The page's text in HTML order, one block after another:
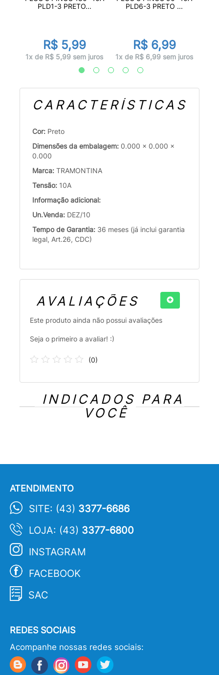
PLD1-3 PRETO...
R$ 5,99
1x de R$ 5,99 sem juros
PLD6-3 PRETO ...
R$ 6,99
1x de R$ 6,99 sem juros
CARACTERÍSTICAS
Cor: Preto
Dimensões da embalagem: 0.000 x 0.000 x
0.000
Marca: TRAMONTINA
Tensão: 10A
Informação adicional:
Un.Venda: DEZ/10
Tempo de Garantia: 36 meses (já inclui garantia
legal, Art.26, CDC)
AVALIAÇÕES
Este produto ainda não possui avaliações
Seja o primeiro a avaliar! :)
(0)
INDICADOS PARA
VOCÊ
ATENDIMENTO
SITE: (43) 3377-6686
LOJA: (43) 3377-6800
INSTAGRAM
FACEBOOK
SAC
REDES SOCIAIS
Acompanhe nossas redes sociais: